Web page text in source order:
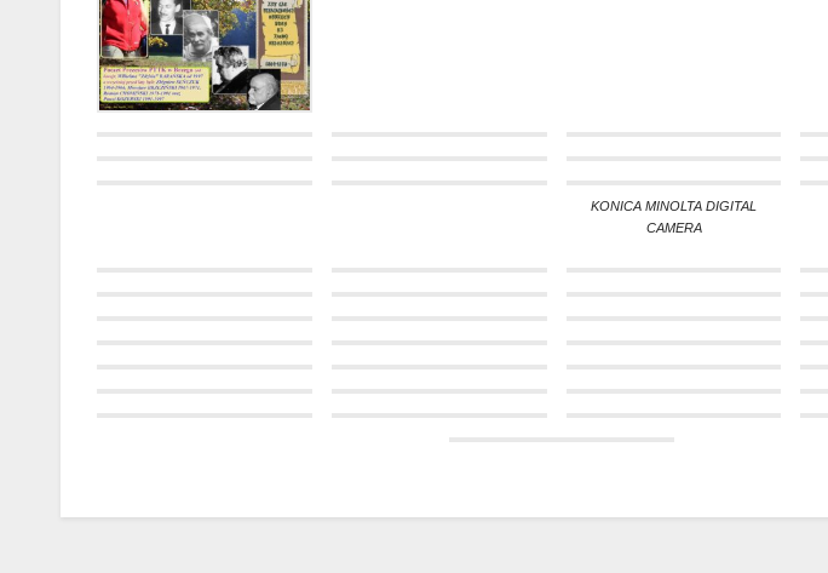
KONICA MINOLTA DIGITAL
CAMERA